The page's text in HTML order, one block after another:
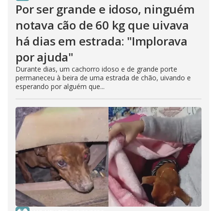
Por ser grande e idoso, ninguém
notava cão de 60 kg que uivava
há dias em estrada: "Implorava
por ajuda"
Durante dias, um cachorro idoso e de grande porte
permaneceu à beira de uma estrada de chão, uivando e
esperando por alguém que...